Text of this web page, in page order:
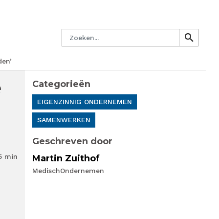
Zoeken
search
search
min
Categorieën
EIGENZINNIG ONDERNEMEN
SAMENWERKEN
Geschreven door
Martin Zuithof
MedischOndernemen